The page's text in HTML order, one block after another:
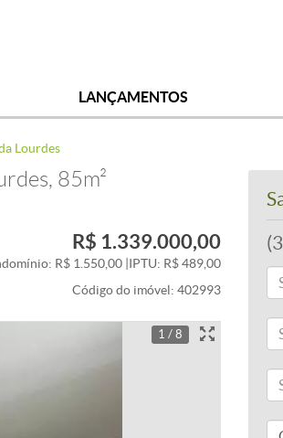
LANÇAMENTOS
Lourdes
85m²
R$ 1.339.000,00
R$ 1.550,00 IPTU: R$ 489,00
Código do imóvel: 402993
1 / 8